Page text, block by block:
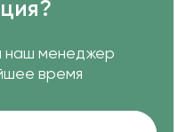
наш менеджер
время